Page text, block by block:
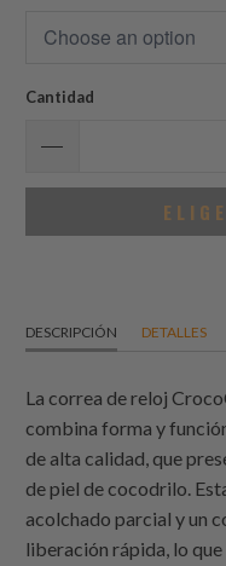
Cantidad
DESCRIPCIÓN DETALLES
La correa de reloj
combina forma y
de alta calidad, que
de piel de cocodrilo.
acolchado parcial y un
liberación rápida, lo